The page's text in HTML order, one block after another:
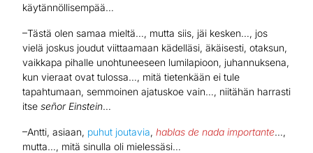
käytännöllisempää…
–Tästä olen samaa mieltä…, mutta siis, jäi kesken…, jos
vielä joskus joudut viittaamaan kädelläsi, äkäisesti, otaksun,
vaikkapa pihalle unohtuneeseen lumilapioon, juhannuksena,
kun vieraat ovat tulossa…, mitä tietenkään ei tule
tapahtumaan, semmoinen ajatuskoe vain…, niitähän harrasti
itse señor Einstein…
–Antti, asiaan, puhut joutavia, hablas de nada importante…,
mutta…, mitä sinulla oli mielessäsi…